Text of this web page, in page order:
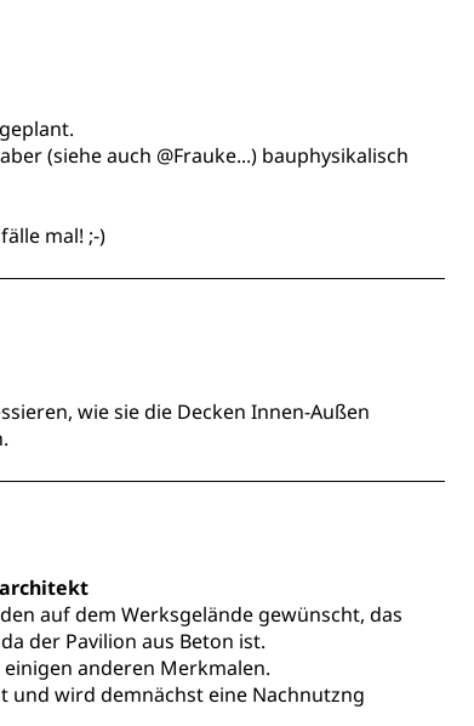
(siehe auch @Frauke...) bauphysikalisch
mal! ;-)
wie sie die Decken Innen-Außen
auf dem Werksgelände gewünscht, das
der Pavilion aus Beton ist.
anderen Merkmalen.
und wird demnächst eine Nachnutzng